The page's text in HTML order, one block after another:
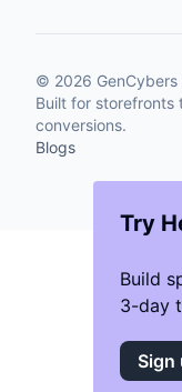
Try
Build
3-day
Sign
© 2026
Built for storefronts
conversions.
Blogs